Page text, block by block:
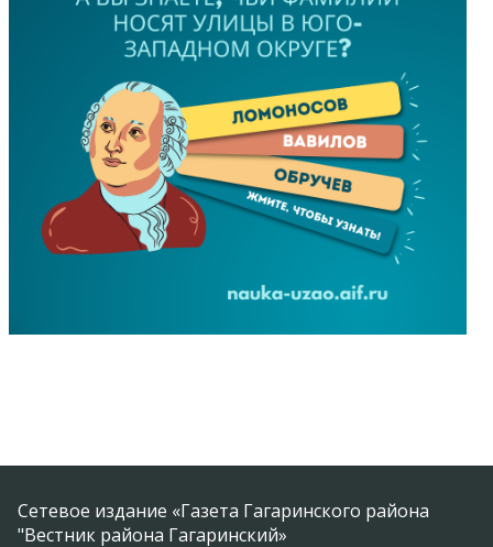
Сетевое издание «Газета Гагаринского района
"Вестник района Гагаринский»